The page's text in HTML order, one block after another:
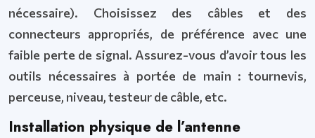
nécessaire). Choisissez des câbles et des
connecteurs appropriés, de préférence avec une
faible perte de signal. Assurez-vous d’avoir tous les
outils nécessaires à portée de main : tournevis,
perceuse, niveau, testeur de câble, etc.
Installation physique de l’antenne